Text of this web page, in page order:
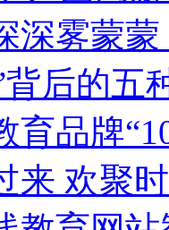
深雾蒙
后的五
育品牌
来 欢聚